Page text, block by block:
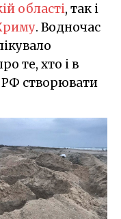
області, так і
. Водночас
те, хто і в
створювати